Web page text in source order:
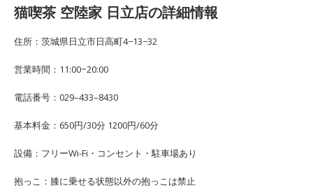
猫喫茶 空陸家 日立店の詳細情報
住所：茨城県日立市日高町4−13−32
営業時間：11:00~20:00
電話番号：029–433–8430
基本料金：650円/30分 1200円/60分
設備：フリーWi-Fi・コンセント・駐車場あり
抱っこ：膝に乗せる状態以外の抱っこは禁止